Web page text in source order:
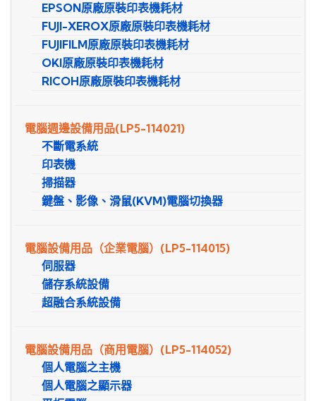
EPSON原廠原裝印表機耗材
FUJI-XEROX原廠原裝印表機耗材
FUJIFILM原廠原裝印表機耗材
OKI原廠原裝印表機耗材
RICOH原廠原裝印表機耗材
電腦週邊設備用品(LP5-114021)
不斷電系統
印表機
掃描器
鍵盤、影像、滑鼠(KVM)電腦切換器
電腦設備用品（企業電腦） (LP5-114015)
伺服器
儲存系統設備
超融合系統設備
電腦設備用品（商用電腦） (LP5-114052)
個人電腦之主機
個人電腦之顯示器